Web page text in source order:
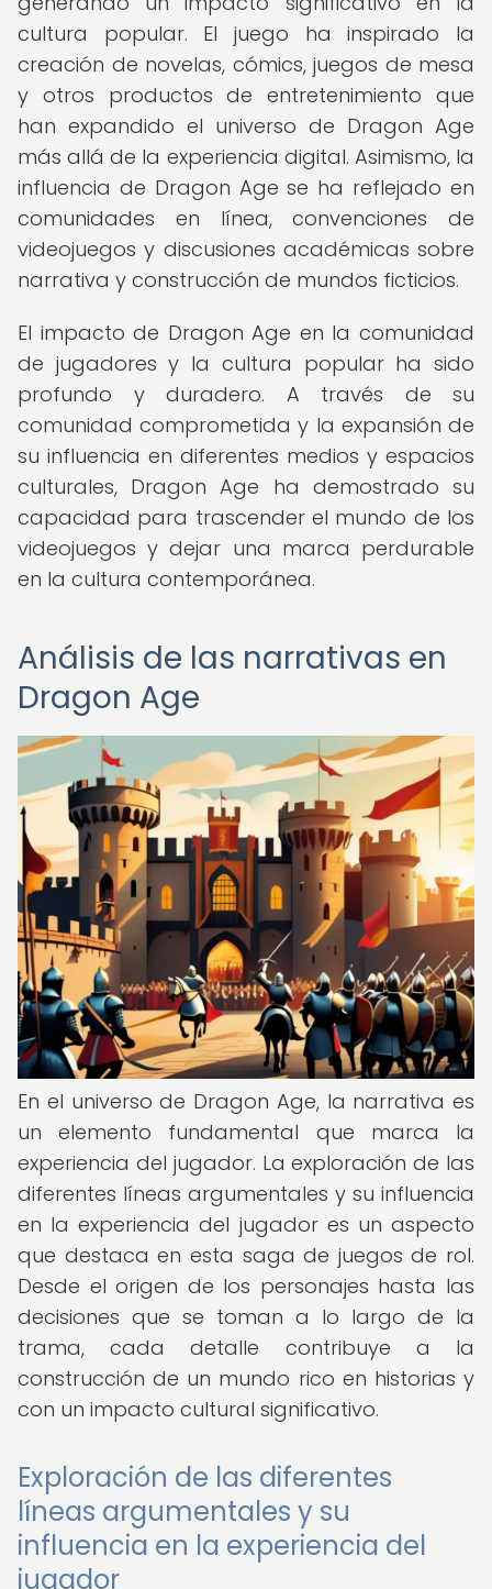
cultura popular. El juego ha inspirado la
creación de novelas, cómics, juegos de mesa
y otros productos de entretenimiento que
han expandido el universo de Dragon Age
más allá de la experiencia digital. Asimismo, la
influencia de Dragon Age se ha reflejado en
comunidades en línea, convenciones de
videojuegos y discusiones académicas sobre
narrativa y construcción de mundos ficticios.
El impacto de Dragon Age en la comunidad
de jugadores y la cultura popular ha sido
profundo y duradero. A través de su
comunidad comprometida y la expansión de
su influencia en diferentes medios y espacios
culturales, Dragon Age ha demostrado su
capacidad para trascender el mundo de los
videojuegos y dejar una marca perdurable
en la cultura contemporánea.
Análisis de las narrativas en
Dragon Age
En el universo de Dragon Age, la narrativa es
un elemento fundamental que marca la
experiencia del jugador. La exploración de las
diferentes líneas argumentales y su influencia
en la experiencia del jugador es un aspecto
que destaca en esta saga de juegos de rol.
Desde el origen de los personajes hasta las
decisiones que se toman a lo largo de la
trama, cada detalle contribuye a la
construcción de un mundo rico en historias y
con un impacto cultural significativo.
Exploración de las diferentes
líneas argumentales y su
influencia en la experiencia del
jugador